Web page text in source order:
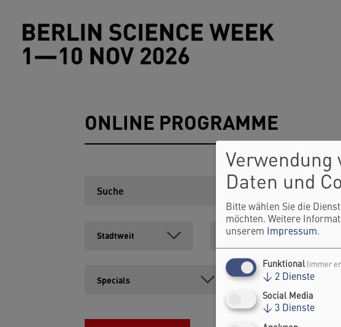
ONLINE PROGRAMME
Verwendung
Daten und
Bitte wählen Sie die
möchten. Weitere
unserem
Impressum.
Funktional (immer
↓ 2 Dienste
Social Media
↓ 3 Dienste